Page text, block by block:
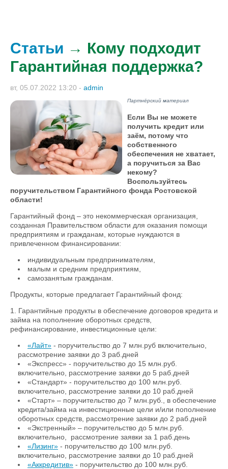
Статьи → Кому подходит
Гарантийная поддержка?
вт, 05.07.2022 13:20 - admin
Партнёрский материал
Если Вы не можете
получить кредит или
заём, потому что
собственного
обеспечения не хватает,
а поручиться за Вас
некому?
Воспользуйтесь
поручительством Гарантийного фонда Ростовской
области!
Гарантийный фонд – это некоммерческая организация,
созданная Правительством области для оказания помощи
предприятиям и гражданам, которые нуждаются в
привлеченном финансировании:
индивидуальным предпринимателям,
малым и средним предприятиям,
самозанятым гражданам.
Продукты, которые предлагает Гарантийный фонд:
1. Гарантийные продукты в обеспечение договоров кредита и
займа на пополнение оборотных средств,
рефинансирование, инвестиционные цели:
«Лайт» - поручительство до 7 млн.руб включительно,
рассмотрение заявки до 3 раб.дней
«Экспресс» - поручительство до 15 млн.руб.
включительно, рассмотрение заявки до 5 раб.дней
«Стандарт» - поручительство до 100 млн.руб.
включительно, рассмотрение заявки до 10 раб.дней
«Старт» – поручительство до 7 млн.руб., в обеспечение
кредита/займа на инвестиционные цели и/или пополнение
оборотных средств, рассмотрение заявки до 2 раб.дней
«Экстренный» – поручительство до 5 млн.руб.
включительно, рассмотрение заявки за 1 раб.день
«Лизинг» - поручительство до 100 млн.руб.
включительно, рассмотрение заявки до 10 раб.дней
«Аккредитив» - поручительство до 100 млн.руб.